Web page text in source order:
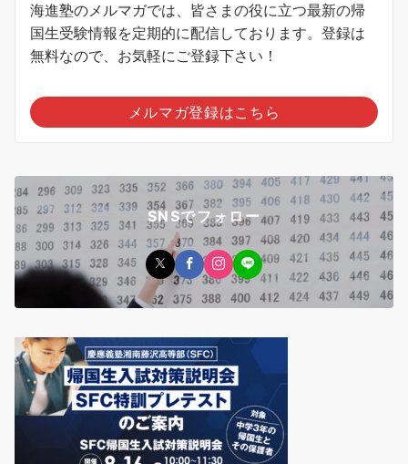
海進塾のメルマガでは、皆さまの役に立つ最新の帰
国生受験情報を定期的に配信しております。登録は
無料なので、お気軽にご登録下さい！
メルマガ登録はこちら
SNSでフォロー